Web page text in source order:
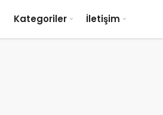
Kategoriler İletişim